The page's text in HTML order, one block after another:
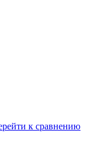
к сравнению